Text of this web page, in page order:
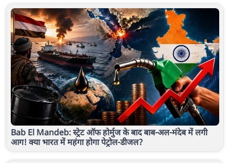
Bab El Mandeb: स्ट्रेट ऑफ होर्मुज के बाद बाब-अल-मंदेब में लगी
आग! क्या भारत में महंगा होगा पेट्रोल-डीजल?